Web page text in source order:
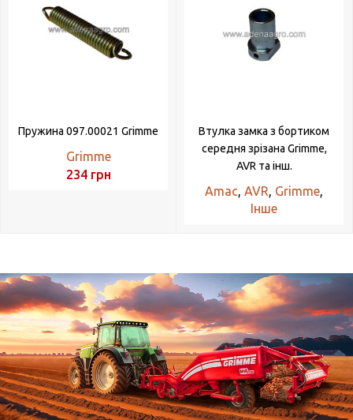
Пружина 097.00021 Grimme
Grimme
234 грн
Втулка замка з бортиком
середня зрізана Grimme,
AVR та інш.
Amac, AVR, Grimme,
Інше